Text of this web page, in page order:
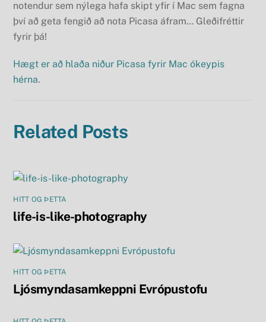
notendur sem nýlega hafa skipt yfir í Mac sem fagna
því að geta fengið að nota Picasa áfram… Gleðifréttir
fyrir þá!
Hægt er að hlaða niður Picasa fyrir Mac ókeypis
hérna.
Related Posts
HITT OG ÞETTA
life-is-like-photography
HITT OG ÞETTA
Ljósmyndasamkeppni Evrópustofu